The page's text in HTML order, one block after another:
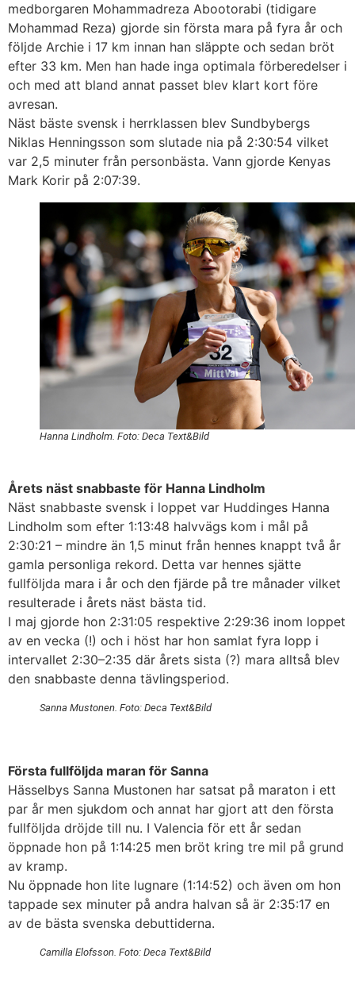
medborgaren Mohammadreza Abootorabi (tidigare
Mohammad Reza) gjorde sin första mara på fyra år och
följde Archie i 17 km innan han släppte och sedan bröt
efter 33 km. Men han hade inga optimala förberedelser i
och med att bland annat passet blev klart kort före
avresan.
Näst bäste svensk i herrklassen blev Sundbybergs
Niklas Henningsson som slutade nia på 2:30:54 vilket
var 2,5 minuter från personbästa. Vann gjorde Kenyas
Mark Korir på 2:07:39.
Hanna Lindholm. Foto: Deca Text&Bild
Årets näst snabbaste för Hanna Lindholm
Näst snabbaste svensk i loppet var Huddinges Hanna
Lindholm som efter 1:13:48 halvvägs kom i mål på
2:30:21 – mindre än 1,5 minut från hennes knappt två år
gamla personliga rekord. Detta var hennes sjätte
fullföljda mara i år och den fjärde på tre månader vilket
resulterade i årets näst bästa tid.
I maj gjorde hon 2:31:05 respektive 2:29:36 inom loppet
av en vecka (!) och i höst har hon samlat fyra lopp i
intervallet 2:30–2:35 där årets sista (?) mara alltså blev
den snabbaste denna tävlingsperiod.
Sanna Mustonen. Foto: Deca Text&Bild
Första fullföljda maran för Sanna
Hässelbys Sanna Mustonen har satsat på maraton i ett
par år men sjukdom och annat har gjort att den första
fullföljda dröjde till nu. I Valencia för ett år sedan
öppnade hon på 1:14:25 men bröt kring tre mil på grund
av kramp.
Nu öppnade hon lite lugnare (1:14:52) och även om hon
tappade sex minuter på andra halvan så är 2:35:17 en
av de bästa svenska debuttiderna.
Camilla Elofsson. Foto: Deca Text&Bild